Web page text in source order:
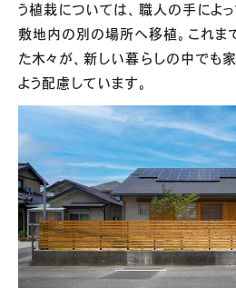
う植栽については、職人の手によ
敷地内の別の場所へ移植。これま
た木々が、新しい暮らしの中でも
よう配慮しています。